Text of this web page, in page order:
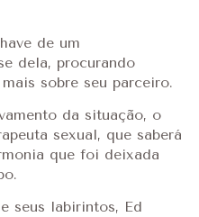
de um
dela, procurando
sobre seu parceiro.
da situação, o
sexual, que saberá
que foi deixada
seus labirintos, Ed